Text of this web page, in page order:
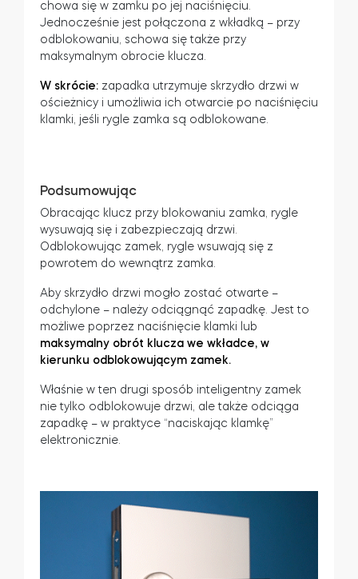
chowa się w zamku po jej naciśnięciu.
Jednocześnie jest połączona z wkładką – przy
odblokowaniu, schowa się także przy
maksymalnym obrocie klucza.
W skrócie: zapadka utrzymuje skrzydło drzwi w
ościeżnicy i umożliwia ich otwarcie po naciśnięciu
klamki, jeśli rygle zamka są odblokowane.
Podsumowując
Obracając klucz przy blokowaniu zamka, rygle
wysuwają się i zabezpieczają drzwi.
Odblokowując zamek, rygle wsuwają się z
powrotem do wewnątrz zamka.
Aby skrzydło drzwi mogło zostać otwarte –
odchylone – należy odciągnąć zapadkę. Jest to
możliwe poprzez naciśnięcie klamki lub
maksymalny obrót klucza we wkładce, w
kierunku odblokowującym zamek.
Właśnie w ten drugi sposób inteligentny zamek
nie tylko odblokowuje drzwi, ale także odciąga
zapadkę – w praktyce “naciskając klamkę”
elektronicznie.